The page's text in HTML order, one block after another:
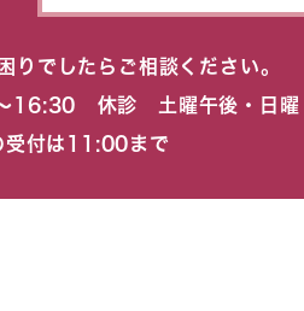
りでしたらご相談ください。
休診 土曜午後・日曜
受付は11:00まで